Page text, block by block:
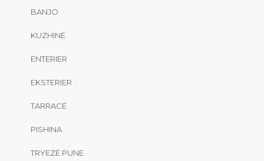
BANJO
KUZHINË
ENTERIER
EKSTERIER
TARRACË
PISHINA
TRYEZË PUNE